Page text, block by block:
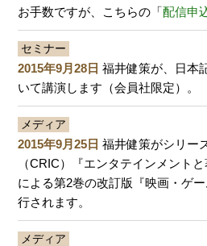
お手数ですが、こちらの「配信申
セミナー
2015年9月28日 福井健策が、日本
いて講演します（会員社限定）。
メディア
2015年9月25日 福井健策がシリー
（CRIC）『エンタテインメント
による第2巻の改訂版『映画・ゲ
行されます。
メディア